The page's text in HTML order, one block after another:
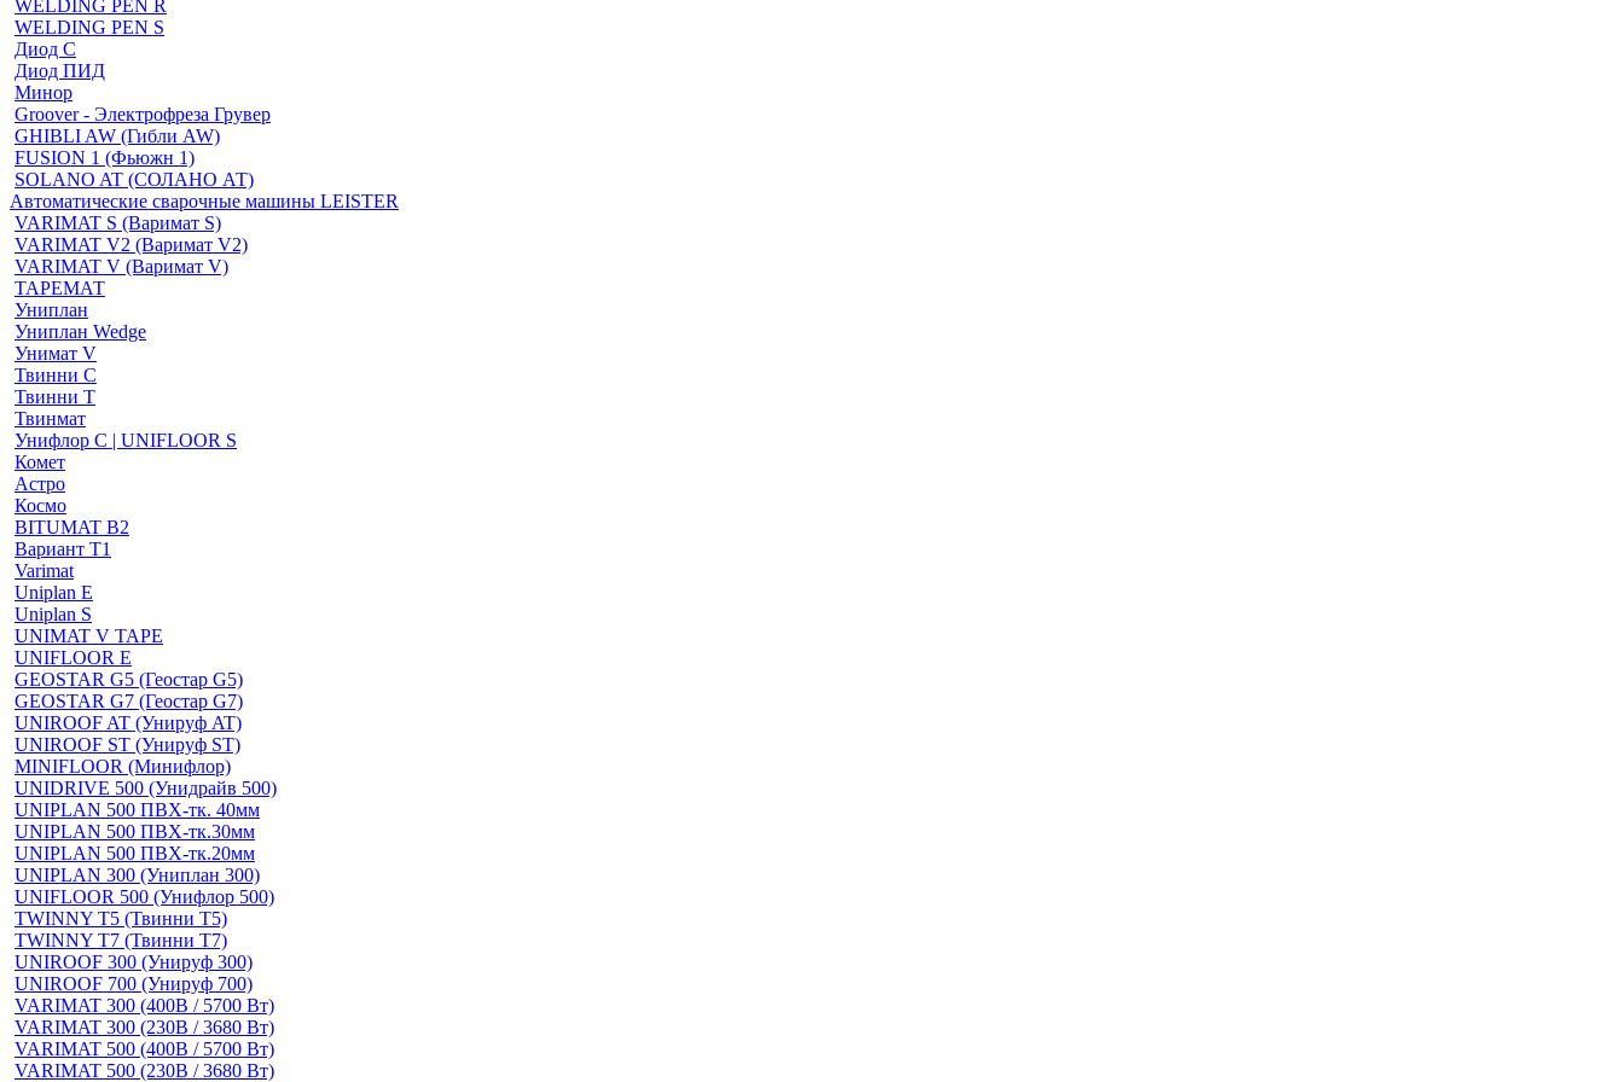
WELDING PEN R
WELDING PEN S
Диод С
Диод ПИД
Минор
Groover - Электрофреза Грувер
GHIBLI AW (Гибли AW)
FUSION 1 (Фьюжн 1)
SOLANO AT (СОЛАНО АТ)
Автоматические сварочные машины LEISTER
VARIMAT S (Варимат S)
VARIMAT V2 (Варимат V2)
VARIMAT V (Варимат V)
ТАРЕМАТ
Униплан
Униплан Wedge
Унимат V
Твинни С
Твинни Т
Твинмат
Унифлор C | UNIFLOOR S
Комет
Астро
Космо
BITUMAT B2
Вариант Т1
Varimat
Uniplan E
Uniplan S
UNIMAT V TAPE
UNIFLOOR E
GEOSTAR G5 (Геостар G5)
GEOSTAR G7 (Геостар G7)
UNIROOF AT (Унируф AT)
UNIROOF ST (Унируф ST)
MINIFLOOR (Минифлор)
UNIDRIVE 500 (Унидрайв 500)
UNIPLAN 500 ПВХ-тк. 40мм
UNIPLAN 500 ПВХ-тк.30мм
UNIPLAN 500 ПВХ-тк.20мм
UNIPLAN 300 (Униплан 300)
UNIFLOOR 500 (Унифлор 500)
TWINNY T5 (Твинни Т5)
TWINNY T7 (Твинни Т7)
UNIROOF 300 (Унируф 300)
UNIROOF 700 (Унируф 700)
VARIMAT 300 (400В / 5700 Вт)
VARIMAT 300 (230В / 3680 Вт)
VARIMAT 500 (400В / 5700 Вт)
VARIMAT 500 (230В / 3680 Вт)